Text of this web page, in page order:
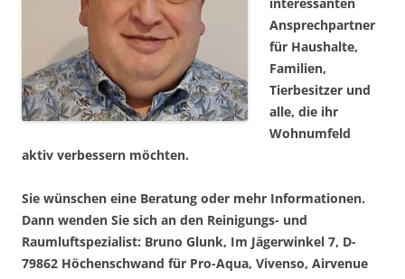
Ansprechpartner
für Haushalte,
Familien,
Tierbesitzer und
alle, die ihr
Wohnumfeld
aktiv verbessern möchten.
Sie wünschen eine Beratung oder mehr Informationen.
Dann wenden Sie sich an den Reinigungs- und
Raumluftspezialist: Bruno Glunk, Im Jägerwinkel 7, D-
79862 Höchenschwand für Pro-Aqua, Vivenso, Airvenue